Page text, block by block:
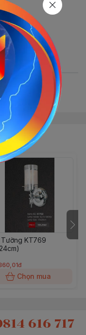
KT769
Chọn mua
616 717